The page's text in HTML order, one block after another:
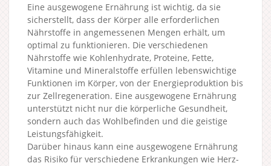
Eine ausgewogene Ernährung ist wichtig, da sie
sicherstellt, dass der Körper alle erforderlichen
Nährstoffe in angemessenen Mengen erhält, um
optimal zu funktionieren. Die verschiedenen
Nährstoffe wie Kohlenhydrate, Proteine, Fette,
Vitamine und Mineralstoffe erfüllen lebenswichtige
Funktionen im Körper, von der Energieproduktion bis
zur Zellregeneration. Eine ausgewogene Ernährung
unterstützt nicht nur die körperliche Gesundheit,
sondern auch das Wohlbefinden und die geistige
Leistungsfähigkeit.
Darüber hinaus kann eine ausgewogene Ernährung
das Risiko für verschiedene Erkrankungen wie Herz-